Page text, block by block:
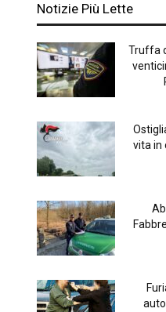
Notizie Più Lette
Truffa
vita in